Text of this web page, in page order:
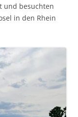
und besuchten
in den Rhein